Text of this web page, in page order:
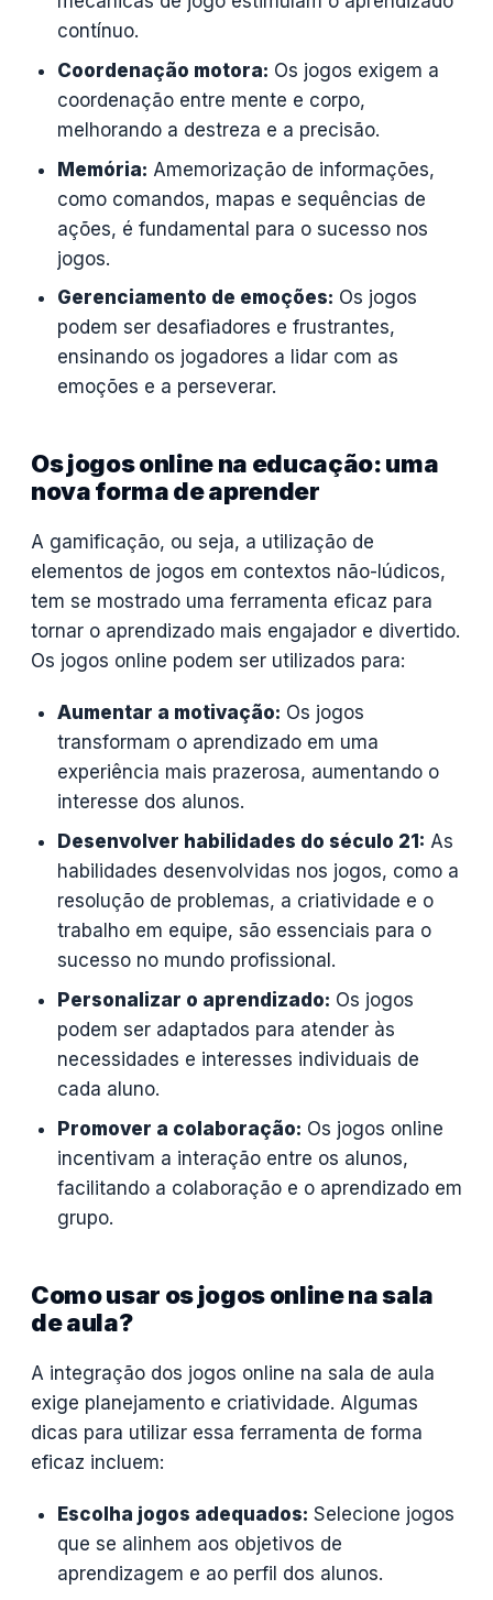
contínuo.
Coordenação motora: Os jogos exigem a
coordenação entre mente e corpo,
melhorando a destreza e a precisão.
Memória: Amemorização de informações,
como comandos, mapas e sequências de
ações, é fundamental para o sucesso nos
jogos.
Gerenciamento de emoções: Os jogos
podem ser desafiadores e frustrantes,
ensinando os jogadores a lidar com as
emoções e a perseverar.
Os jogos online na educação: uma
nova forma de aprender
A gamificação, ou seja, a utilização de
elementos de jogos em contextos não-lúdicos,
tem se mostrado uma ferramenta eficaz para
tornar o aprendizado mais engajador e divertido.
Os jogos online podem ser utilizados para:
Aumentar a motivação: Os jogos
transformam o aprendizado em uma
experiência mais prazerosa, aumentando o
interesse dos alunos.
Desenvolver habilidades do século 21: As
habilidades desenvolvidas nos jogos, como a
resolução de problemas, a criatividade e o
trabalho em equipe, são essenciais para o
sucesso no mundo profissional.
Personalizar o aprendizado: Os jogos
podem ser adaptados para atender às
necessidades e interesses individuais de
cada aluno.
Promover a colaboração: Os jogos online
incentivam a interação entre os alunos,
facilitando a colaboração e o aprendizado em
grupo.
Como usar os jogos online na sala
de aula?
A integração dos jogos online na sala de aula
exige planejamento e criatividade. Algumas
dicas para utilizar essa ferramenta de forma
eficaz incluem:
Escolha jogos adequados: Selecione jogos
que se alinhem aos objetivos de
aprendizagem e ao perfil dos alunos.